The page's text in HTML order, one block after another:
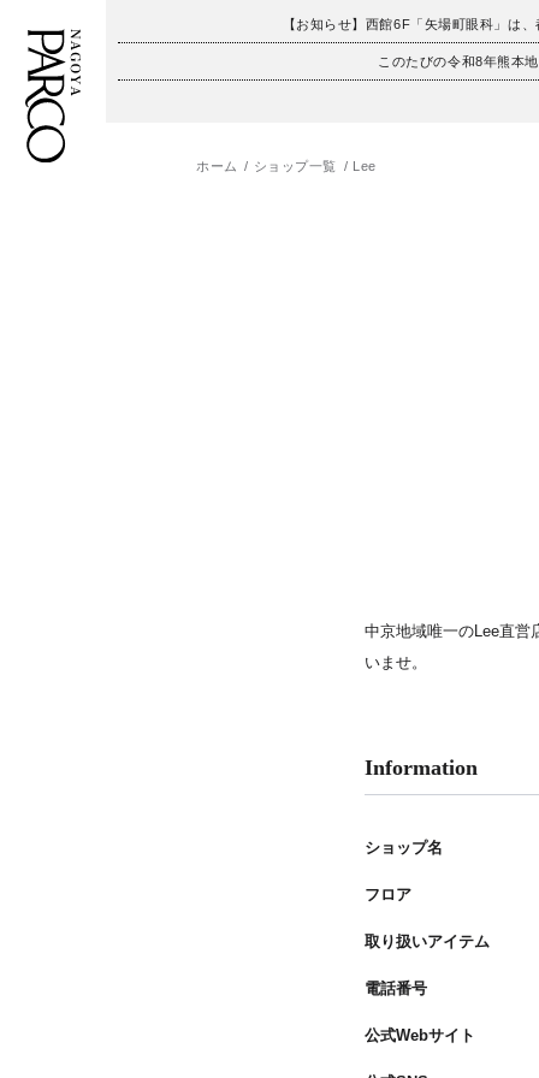
【お知らせ】西館6F「矢場町眼科」は
このたびの令和8年熊本
フロアガイド
ENGLISH
ホーム ショップ一覧 Lee
中京地域唯一のLee直営
いませ。
Information
ショップ名
フロア
取り扱いアイテム
電話番号
公式Webサイト